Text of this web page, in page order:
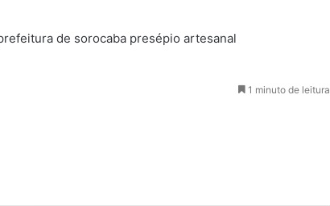
de sorocaba presépio artesanal
1 minuto de leitura